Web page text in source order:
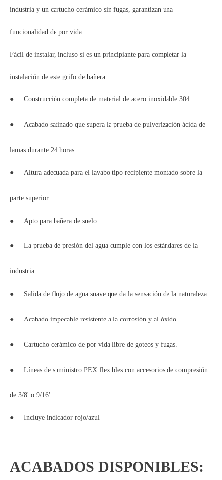
industria y un cartucho cerámico sin fugas, garantizan una
funcionalidad de por vida.
Fácil de instalar, incluso si es un principiante para completar la
instalación de este grifo de bañera .
● Construcción completa de material de acero inoxidable 304.
● Acabado satinado que supera la prueba de pulverización ácida de
lamas durante 24 horas.
● Altura adecuada para el lavabo tipo recipiente montado sobre la
parte superior
● Apto para bañera de suelo.
● La prueba de presión del agua cumple con los estándares de la
industria.
● Salida de flujo de agua suave que da la sensación de la naturaleza.
● Acabado impecable resistente a la corrosión y al óxido.
● Cartucho cerámico de por vida libre de goteos y fugas.
● Líneas de suministro PEX flexibles con accesorios de compresión
de 3/8' o 9/16'
● Incluye indicador rojo/azul
ACABADOS DISPONIBLES: